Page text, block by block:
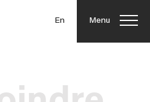
En Menu